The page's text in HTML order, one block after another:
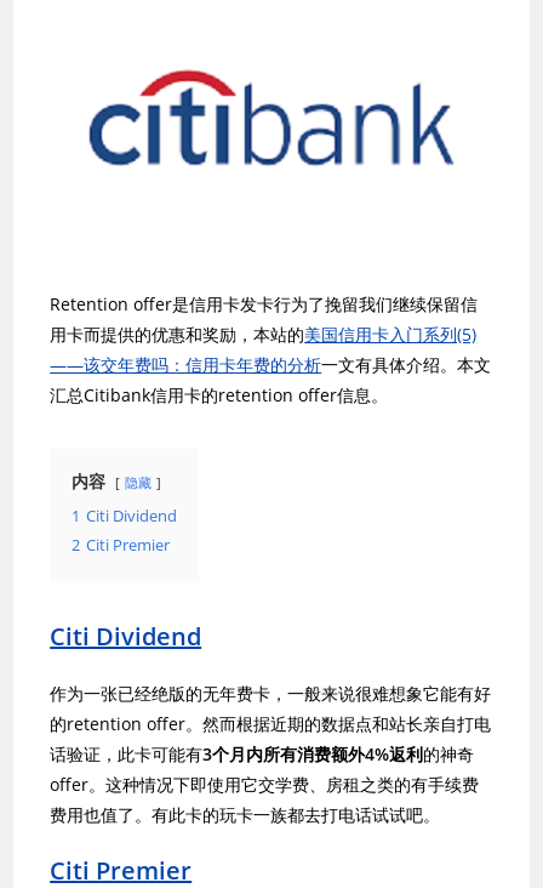
Retention offer是信用卡发卡行为了挽留我们继续保留信
用卡而提供的优惠和奖励，本站的美国信用卡入门系列(5)
——该交年费吗：信用卡年费的分析一文有具体介绍。本文
汇总Citibank信用卡的retention offer信息。
内容 隐藏
1 Citi Dividend
2 Citi Premier
Citi Dividend
作为一张已经绝版的无年费卡，一般来说很难想象它能有好
的retention offer。然而根据近期的数据点和站长亲自打电
话验证，此卡可能有3个月内所有消费额外4%返利的神奇
offer。这种情况下即使用它交学费、房租之类的有手续费
费用也值了。有此卡的玩卡一族都去打电话试试吧。
Citi Premier